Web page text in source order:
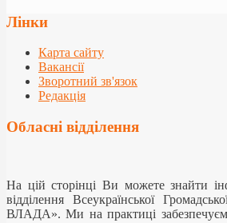
Лінки
Карта сайту
Вакансії
Зворотний зв'язок
Редакція
Обласні відділення
На цій сторінці Ви можете знайти
відділення Всеукраїнської
ВЛАДА». Ми на практиці